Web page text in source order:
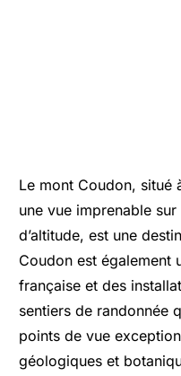
Le mont Coudon, situé
une vue imprenable
d’altitude, est une
Coudon est également
française et des
sentiers de randonnée
points de vue
géologiques et